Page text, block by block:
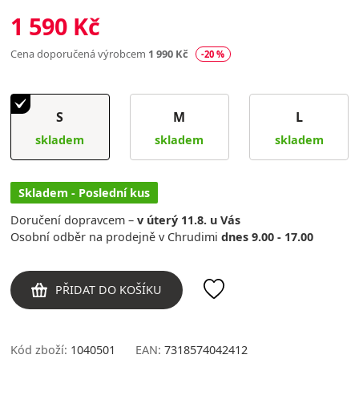
1 590 Kč
Cena doporučená výrobcem 1 990 Kč -20 %
S
skladem
M
skladem
L
skladem
Skladem - Poslední kus
Doručení dopravcem – v úterý 11.8. u Vás
Osobní odběr na prodejně v Chrudimi dnes 9.00 - 17.00
PŘIDAT DO KOŠÍKU
Kód zboží: 1040501 EAN: 7318574042412